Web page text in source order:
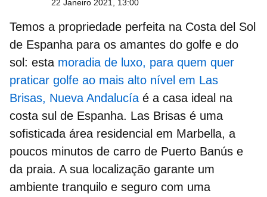
22 Janeiro 2021, 13:00
Temos a propriedade perfeita na Costa del Sol
de Espanha para os amantes do golfe e do
sol: esta moradia de luxo, para quem quer
praticar golfe ao mais alto nível em Las
Brisas, Nueva Andalucía é a casa ideal na
costa sul de Espanha. Las Brisas é uma
sofisticada área residencial em Marbella, a
poucos minutos de carro de Puerto Banús e
da praia. A sua localização garante um
ambiente tranquilo e seguro com uma